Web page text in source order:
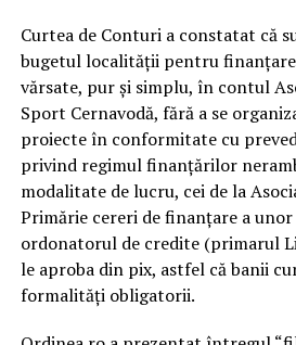
Curtea de Conturi a constatat că
bugetul localității pentru
vărsate, pur și simplu, în contul
Sport Cernavodă, fără a se
proiecte în conformitate cu
privind regimul finanțărilor
modalitate de lucru, cei de la
Primărie cereri de finanțare a
ordonatorul de credite (primarul
le aproba din pix, astfel că banii
formalități obligatorii.